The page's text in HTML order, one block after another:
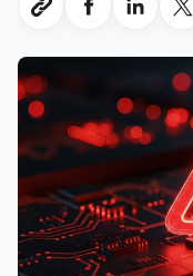
Link masolasa
Megosztas